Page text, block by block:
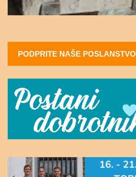
PODPRITE NAŠE POSLANSTVO